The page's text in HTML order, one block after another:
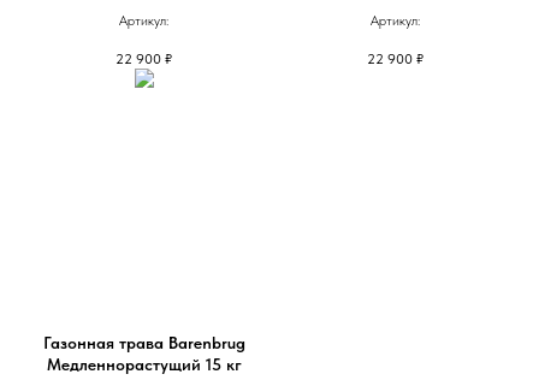
Артикул:
22 900 ₽
Артикул:
22 900 ₽
Газонная трава Barenbrug
Медленнорастущий 15 кг